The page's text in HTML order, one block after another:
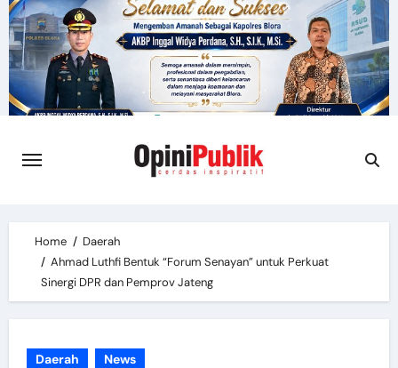
Skip
to
content
Home
Daerah
Ahmad Luthfi Bentuk “Forum Senayan” untuk Perkuat
Sinergi DPR dan Pemprov Jateng
Daerah News